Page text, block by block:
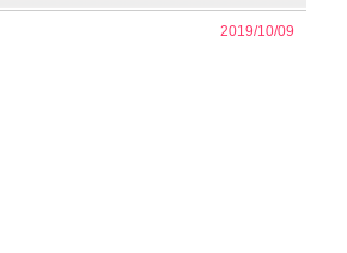
2019/10/09